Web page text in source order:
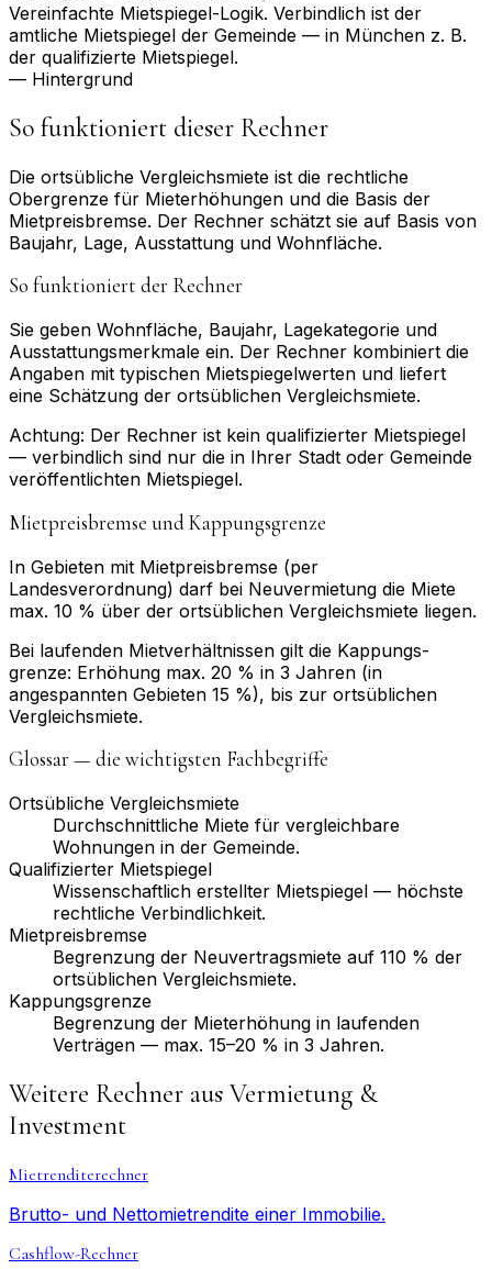
Vereinfachte Mietspiegel-Logik. Verbindlich ist der
amtliche Mietspiegel der Gemeinde — in München z. B.
der qualifizierte Mietspiegel.
— Hintergrund
So funktioniert dieser Rechner
Die ortsübliche Vergleichs­miete ist die rechtliche
Obergrenze für Miet­erhöhungen und die Basis der
Mietpreis­bremse. Der Rechner schätzt sie auf Basis von
Baujahr, Lage, Ausstattung und Wohnfläche.
So funktioniert der Rechner
Sie geben Wohnfläche, Baujahr, Lage­kategorie und
Ausstattungs­merkmale ein. Der Rechner kombiniert die
Angaben mit typischen Mietspiegel­werten und liefert
eine Schätzung der ortsüblichen Vergleichs­miete.
Achtung: Der Rechner ist kein qualifizierter Mietspiegel
— verbindlich sind nur die in Ihrer Stadt oder Gemeinde
veröffentlichten Mietspiegel.
Mietpreis­bremse und Kappungs­grenze
In Gebieten mit Mietpreis­bremse (per
Landesverordnung) darf bei Neuvermietung die Miete
max. 10 % über der ortsüblichen Vergleichs­miete liegen.
Bei laufenden Mietverhältnissen gilt die Kappungs­
grenze: Erhöhung max. 20 % in 3 Jahren (in
angespannten Gebieten 15 %), bis zur ortsüblichen
Vergleichs­miete.
Glossar — die wichtigsten Fachbegriffe
Ortsübliche Vergleichs­miete
Durchschnittliche Miete für vergleichbare
Wohnungen in der Gemeinde.
Qualifizierter Mietspiegel
Wissenschaftlich erstellter Mietspiegel — höchste
rechtliche Verbindlichkeit.
Mietpreis­bremse
Begrenzung der Neuvertragsmiete auf 110 % der
ortsüblichen Vergleichs­miete.
Kappungs­grenze
Begrenzung der Mieterhöhung in laufenden
Verträgen — max. 15–20 % in 3 Jahren.
Weitere Rechner aus Vermietung &
Investment
Mietrenditerechner
Brutto- und Nettomietrendite einer Immobilie.
Cashflow-Rechner